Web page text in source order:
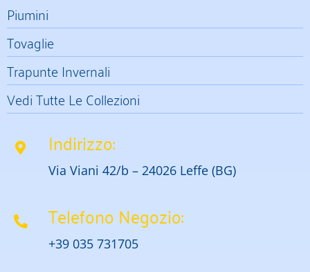
Piumini
Tovaglie
Trapunte Invernali
Vedi Tutte Le Collezioni
Indirizzo:
Via Viani 42/b – 24026 Leffe (BG)
Telefono Negozio:
+39 035 731705